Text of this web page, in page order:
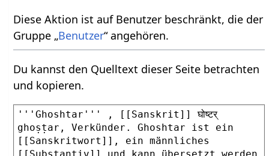
Diese Aktion ist auf Benutzer beschränkt, die der
Gruppe „Benutzer“ angehören.
Du kannst den Quelltext dieser Seite betrachten
und kopieren.